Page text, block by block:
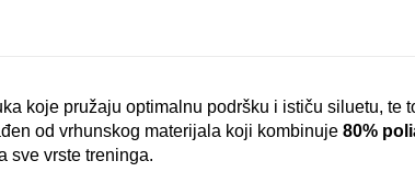
koje pružaju optimalnu podršku i ističu siluetu, te
od vrhunskog materijala koji kombinuje 80%
sve vrste treninga.